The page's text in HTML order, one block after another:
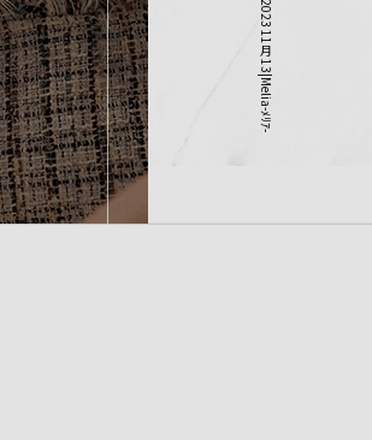
2023 11月 13|Melia-ﾒﾘｱ-